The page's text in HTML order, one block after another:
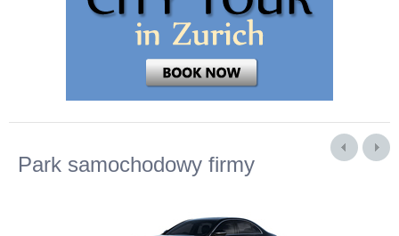
Park samochodowy firmy